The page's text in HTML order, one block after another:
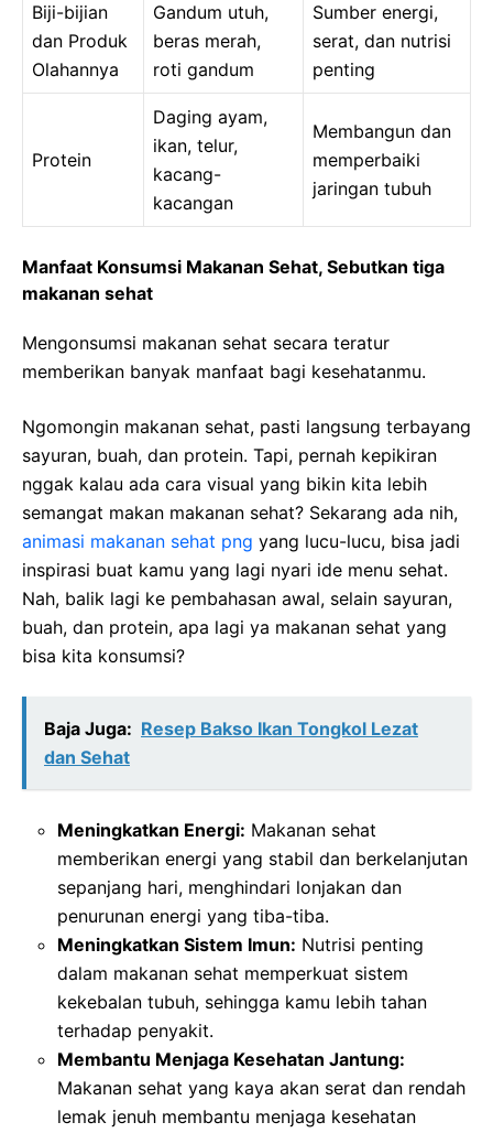
Biji-bijian
dan Produk
Olahannya
Gandum utuh,
beras merah,
roti gandum
Sumber energi,
serat, dan nutrisi
penting
Protein
Daging ayam,
ikan, telur,
kacang-
kacangan
Membangun dan
memperbaiki
jaringan tubuh
Manfaat Konsumsi Makanan Sehat, Sebutkan tiga
makanan sehat
Mengonsumsi makanan sehat secara teratur
memberikan banyak manfaat bagi kesehatanmu.
Ngomongin makanan sehat, pasti langsung terbayang
sayuran, buah, dan protein. Tapi, pernah kepikiran
nggak kalau ada cara visual yang bikin kita lebih
semangat makan makanan sehat? Sekarang ada nih,
animasi makanan sehat png yang lucu-lucu, bisa jadi
inspirasi buat kamu yang lagi nyari ide menu sehat.
Nah, balik lagi ke pembahasan awal, selain sayuran,
buah, dan protein, apa lagi ya makanan sehat yang
bisa kita konsumsi?
Baja Juga: Resep Bakso Ikan Tongkol Lezat
dan Sehat
Meningkatkan Energi: Makanan sehat
memberikan energi yang stabil dan berkelanjutan
sepanjang hari, menghindari lonjakan dan
penurunan energi yang tiba-tiba.
Meningkatkan Sistem Imun: Nutrisi penting
dalam makanan sehat memperkuat sistem
kekebalan tubuh, sehingga kamu lebih tahan
terhadap penyakit.
Membantu Menjaga Kesehatan Jantung:
Makanan sehat yang kaya akan serat dan rendah
lemak jenuh membantu menjaga kesehatan